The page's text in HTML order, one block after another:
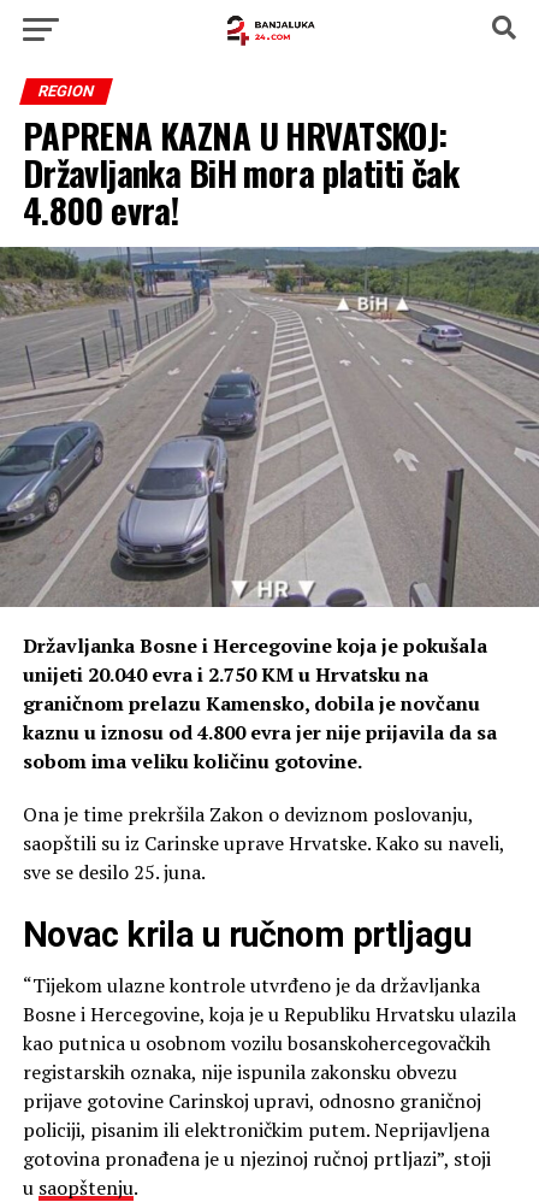
REGION
PAPRENA KAZNA U HRVATSKOJ:
Državljanka BiH mora platiti čak
4.800 evra!
Državljanka Bosne i Hercegovine koja je pokušala
unijeti 20.040 evra i 2.750 KM u Hrvatsku na
graničnom prelazu Kamensko, dobila je novčanu
kaznu u iznosu od 4.800 evra jer nije prijavila da sa
sobom ima veliku količinu gotovine.
Ona je time prekršila Zakon o deviznom poslovanju,
saopštili su iz Carinske uprave Hrvatske. Kako su naveli,
sve se desilo 25. juna.
Novac krila u ručnom prtljagu
“Tijekom ulazne kontrole utvrđeno je da državljanka
Bosne i Hercegovine, koja je u Republiku Hrvatsku ulazila
kao putnica u osobnom vozilu bosanskohercegovačkih
registarskih oznaka, nije ispunila zakonsku obvezu
prijave gotovine Carinskoj upravi, odnosno graničnoj
policiji, pisanim ili elektroničkim putem. Neprijavljena
gotovina pronađena je u njezinoj ručnoj prtljazi”, stoji
u saopštenju.